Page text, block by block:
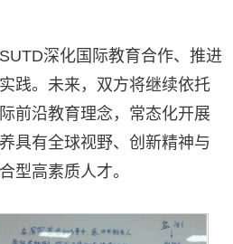
深化国际教育合作、推进
践。未来，双方将继续依托
前沿教育理念，常态化开展
具有全球视野、创新精神与
型高素质人才。